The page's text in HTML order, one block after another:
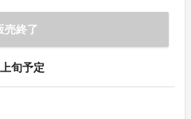
売終了
旬予定